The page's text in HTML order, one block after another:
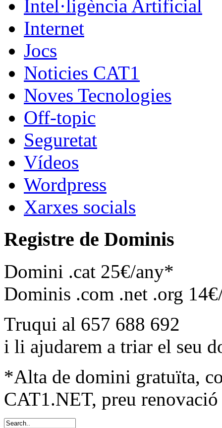
Intel·ligència Artificial
Internet
Jocs
Noticies CAT1
Noves Tecnologies
Off-topic
Seguretat
Vídeos
Wordpress
Xarxes socials
Registre de Dominis
Domini .cat 25€/any*
Dominis .com .net .org
Truqui al 657 688 692
i li ajudarem a triar el seu
*Alta de domini gratuïta,
CAT1.NET, preu